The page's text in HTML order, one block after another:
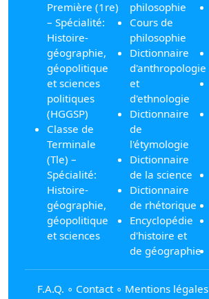
Première (1re)
– Spécialité:
Histoire-
géographie,
géopolitique
et sciences
politiques
(HGGSP)
Classe de
Terminale
(Tle) –
Spécialité:
Histoire-
géographie,
géopolitique
et sciences
philosophie
Cours de
philosophie
Dictionnaire
d'anthropologie
et
d'ethnologie
Dictionnaire
de
l'étymologie
Dictionnaire
de la science
Dictionnaire
de rhétorique
Encyclopédie
d'histoire et
de géographie
F.A.Q. ∘ Contact∘ Mentions légales